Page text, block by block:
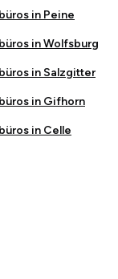
in Peine
inWolfsburg
in Salzgitter
in Gifhorn
in Celle